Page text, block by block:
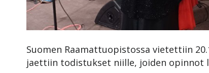
Suomen Raamattuopistossa vietettiin
jaettiin todistukset niille, joiden opinnot